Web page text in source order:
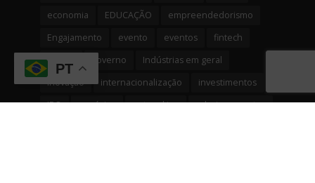
economia
EDUCAÇÃO
empreendedorismo
Engajamento
evento eventos
fintech
gestão
governo
Indústrias em geral
inovação
internacionalização
investimentos
IPO
negócios networking
relacionamentos
PT